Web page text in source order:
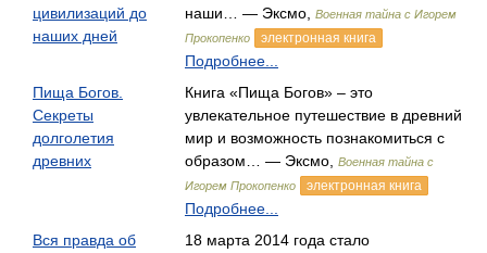
цивилизаций до
наших дней
наши… — Эксмо,
Военная тайна с Игорем
Прокопенко
электронная книга
Подробнее...
Пища Богов.
Секреты
долголетия
древних
Книга «Пища Богов» – это
увлекательное путешествие в древний
мир и возможность познакомиться с
образом… — Эксмо,
Военная тайна с
Игорем Прокопенко
электронная книга
Подробнее...
Вся правда об
18 марта 2014 года стало